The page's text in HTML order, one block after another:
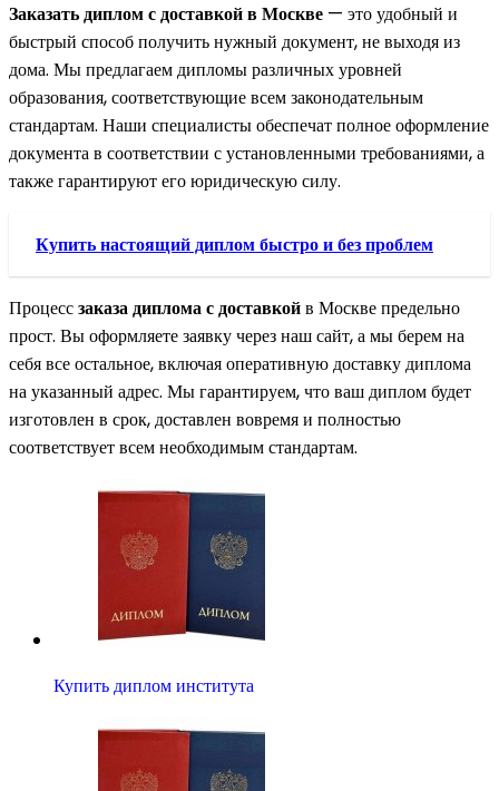
Заказать диплом с доставкой в Москве — это удобный и
быстрый способ получить нужный документ, не выходя из
дома. Мы предлагаем дипломы различных уровней
образования, соответствующие всем законодательным
стандартам. Наши специалисты обеспечат полное оформление
документа в соответствии с установленными требованиями, а
также гарантируют его юридическую силу.
Купить настоящий диплом быстро и без проблем
Процессзаказа диплома с доставкойв Москве предельно
прост. Вы оформляете заявку через наш сайт, а мы берем на
себя все остальное, включая оперативную доставку диплома
на указанный адрес. Мы гарантируем, что ваш диплом будет
изготовлен в срок, доставлен вовремя и полностью
соответствует всем необходимым стандартам.
Купить диплом института